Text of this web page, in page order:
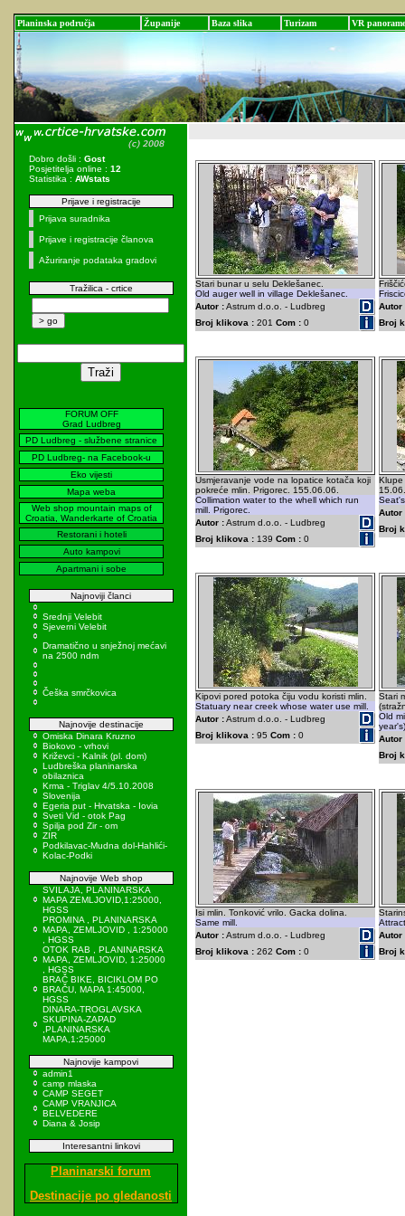
Planinska područja Županije Baza slika Turizam VR panorame
Dobro došli : Gost
Posjetitelja online : 12
Statistika : AWstats
Prijave i registracije
Prijava suradnika
Prijave i registracije članova
Ažuriranje podataka gradovi
Tražilica - crtice
FORUM OFF
Grad Ludbreg
PD Ludbreg - službene stranice
PD Ludbreg- na Facebook-u
Eko vijesti
Mapa weba
Web shop mountain maps of
Croatia, Wanderkarte of Croatia
Restorani i hoteli
Auto kampovi
Apartmani i sobe
Najnoviji članci
Srednji Velebit
Sjeverni Velebit
Dramatično u snježnoj mećavi
na 2500 ndm
Češka smrčkovica
Najnovije destinacije
Omiska Dinara Kruzno
Biokovo - vrhovi
Križevci - Kalnik (pl. dom)
Ludbreška planinarska
obilaznica
Krma - Triglav 4/5.10.2008
Slovenija
Egeria put - Hrvatska - Iovia
Sveti Vid - otok Pag
Spilja pod Zir - om
ZIR
Podkilavac-Mudna dol-Hahlići-
Kolac-Podki
Najnovije Web shop
SVILAJA, PLANINARSKA
MAPA ZEMLJOVID,1:25000,
HGSS
PROMINA , PLANINARSKA
MAPA, ZEMLJOVID , 1:25000
, HGSS
OTOK RAB , PLANINARSKA
MAPA, ZEMLJOVID, 1:25000
, HGSS
BRAČ BIKE, BICIKLOM PO
BRAČU, MAPA 1:45000,
HGSS
DINARA-TROGLAVSKA
SKUPINA-ZAPAD
,PLANINARSKA
MAPA,1:25000
Najnovije kampovi
admin1
camp mlaska
CAMP SEGET
CAMP VRANJICA
BELVEDERE
Diana & Josip
Interesantni linkovi
Planinarski forum
Destinacije po gledanosti
Stari bunar u selu Deklešanec.
Old auger well in village Deklešanec.
Autor :Astrum d.o.o. - Ludbreg
Broj klikova : 201 Com : 0
Autor
Broj
Usmjeravanje vode na lopatice kotača koji
pokreće mlin. Prigorec. 155.06.06.
Collimation water to the whell which run
mill. Prigorec.
Autor :Astrum d.o.o. - Ludbreg
Broj klikova : 139 Com : 0
Klupe
Autor
Broj
Kipovi pored potoka čiju vodu koristi mlin.
Statuary near creek whose water use mill.
Autor :Astrum d.o.o. - Ludbreg
Broj klikova : 95 Com : 0
Stari
Old
Autor
Broj
Isi mlin. Tonković vrilo. Gacka dolina.
Same mill.
Autor :Astrum d.o.o. - Ludbreg
Broj klikova : 262 Com : 0
Autor
Broj